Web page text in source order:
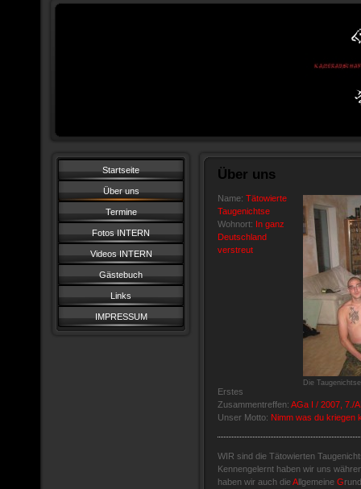
Startseite
Über uns
Termine
Fotos INTERN
Videos INTERN
Gästebuch
Links
IMPRESSUM
Über uns
Die Taugenichtse
Name: Tätowierte
Taugenichtse
Wohnort: In ganz
Deutschland
verstreut
Erstes
Zusammentreffen: AGa I / 2007, 7./
Unser Motto: Nimm was du kriegen
WIR sind die Tätowierten
Kennengelernt haben wir uns
haben wir auch dieAllgemeine Grund